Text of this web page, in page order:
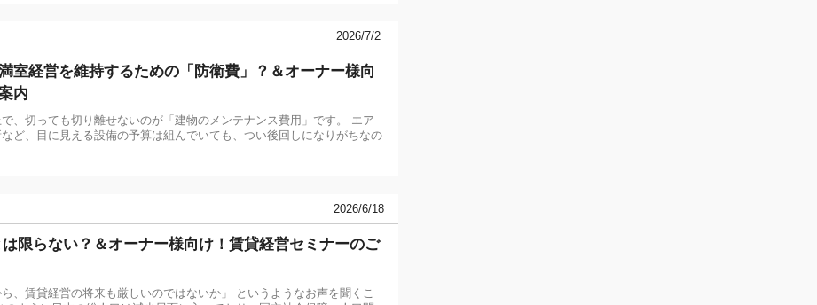
2026/7/2
室経営を維持するための「防衛費」？＆オーナー様向
内
、切っても切り離せないのが「建物のメンテナンス費用」です。 エア
ど、目に見える設備の予算は組んでいても、つい後回しになりがちなの
2026/6/18
限らない？＆オーナー様向け！賃貸経営セミナーのご
、賃貸経営の将来も厳しいのではないか」 というようなお声を聞くこ